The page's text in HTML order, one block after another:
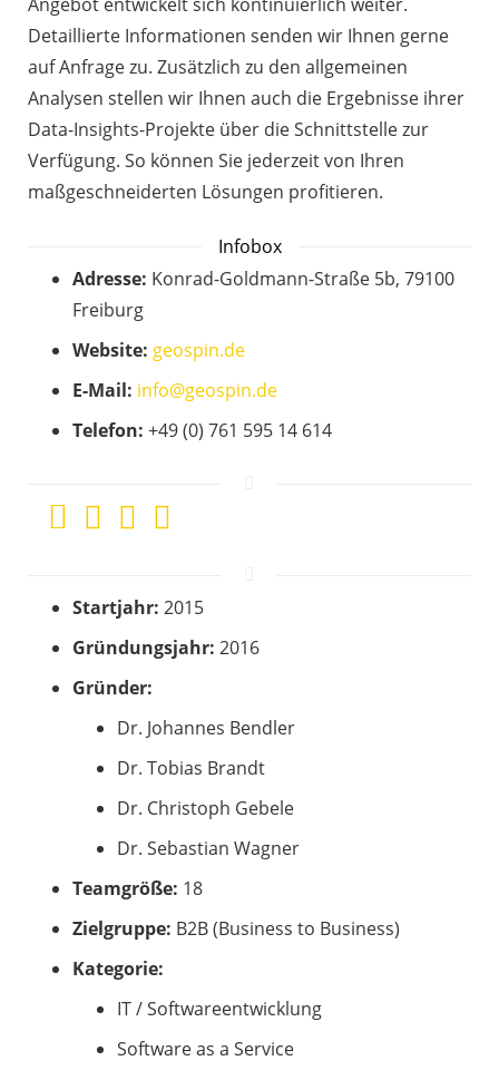
Detaillierte Informationen senden wir Ihnen gerne
auf Anfrage zu. Zusätzlich zu den allgemeinen
Analysen stellen wir Ihnen auch die Ergebnisse ihrer
Data-Insights-Projekte über die Schnittstelle zur
Verfügung. So können Sie jederzeit von Ihren
maßgeschneiderten Lösungen profitieren.
Infobox
Adresse: Konrad-Goldmann-Straße 5b, 79100
Freiburg
Website: geospin.de
E-Mail: info@geospin.de
Telefon: +49 (0) 761 595 14 614
Startjahr: 2015
Gründungsjahr: 2016
Gründer:
Dr. Johannes Bendler
Dr. Tobias Brandt
Dr. Christoph Gebele
Dr. Sebastian Wagner
Teamgröße: 18
Zielgruppe: B2B (Business to Business)
Kategorie:
IT / Softwareentwicklung
Software as a Service